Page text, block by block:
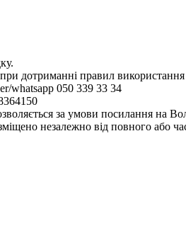
дотриманні правил використання
whatsapp 050 339 33 34
за умови посилання на
незалежно від повного або